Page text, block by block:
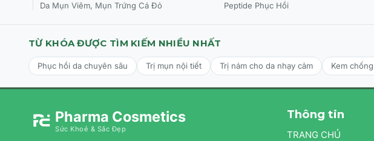
Da Mụn Viêm, Mụn Trứng Cá Đỏ
Peptide Phục Hồi
TỪ KHÓA ĐƯỢC TÌM KIẾM NHIỀU NHẤT
Phục hồi da chuyên sâu Trị mụn nội tiết Trị nám cho da nhạy cảm Kem
Pharma Cosmetics
Sức Khoẻ & Sắc Đẹp
Thông tin
TRANG CHỦ